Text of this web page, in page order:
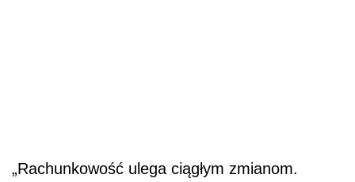
„Rachunkowość ulega ciągłym zmianom.